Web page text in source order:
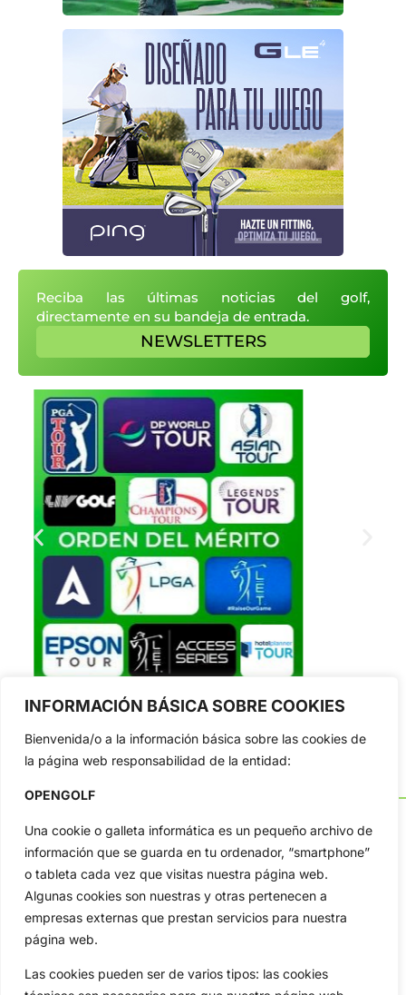
INFORMACIÓN BÁSICA SOBRE COOKIES
Bienvenida/o a la información básica sobre las cookies de
la página web responsabilidad de la entidad:
OPENGOLF
Una cookie o galleta informática es un pequeño archivo de
información que se guarda en tu ordenador, “smartphone”
o tableta cada vez que visitas nuestra página web.
Algunas cookies son nuestras y otras pertenecen a
empresas externas que prestan servicios para nuestra
página web.
Las cookies pueden ser de varios tipos: las cookies
Reciba las últimas noticias del golf,
directamente en su bandeja de entrada.
NEWSLETTERS
OpenGolf ofrece toda la actualidad, información del golf
profesional y amateur, resultados en directo, vídeos, noticias,
Jon Rahm, LIV Golf, PGA Tour, Ryder Cup, DP World Tour, LPGA
Inicio Jon Rahm